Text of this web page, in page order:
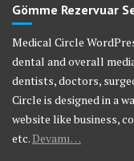
Gömme Rezervuar
Medical Circle
dental and overall
dentists, doctors,
Circle is designed in a
website like business,
etc. Devamı…